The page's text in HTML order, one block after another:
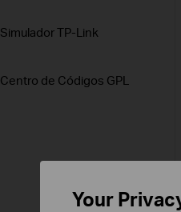
Simulador TP-Link
Centro de Códigos GPL
Your